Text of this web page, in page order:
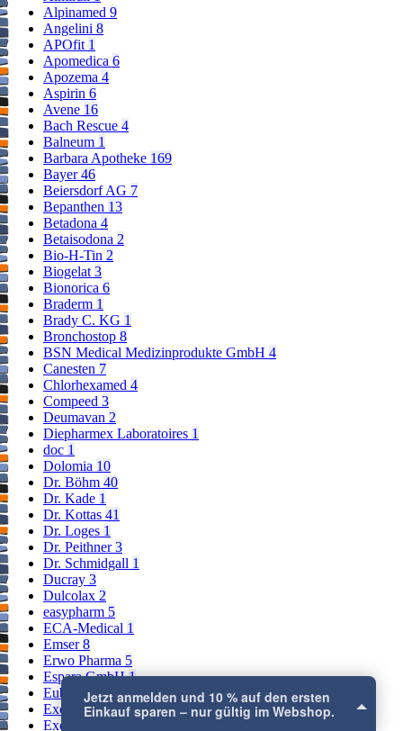
Jetzt anmelden und 10 % auf den ersten
Einkauf sparen – nur gültig im Webshop.
Alpinamed 9
Angelini 8
APOfit 1
Apomedica 6
Apozema 4
Aspirin 6
Avene 16
Bach Rescue 4
Balneum 1
Barbara Apotheke 169
Bayer46
Beiersdorf AG 7
Bepanthen 13
Betadona 4
Betaisodona 2
Bio-H-Tin 2
Biogelat 3
Bionorica 6
Braderm 1
Brady C. KG 1
Bronchostop 8
BSN Medical Medizinprodukte GmbH 4
Canesten 7
Chlorhexamed 4
Compeed 3
Deumavan 2
Diepharmex Laboratoires 1
doc 1
Dolomia 10
Dr. Böhm 40
Dr. Kade 1
Dr. Kottas 41
Dr. Loges 1
Dr. Peithner3
Dr. Schmidgall 1
Ducray 3
Dulcolax 2
easypharm 5
ECA-Medical 1
Emser8
Erwo Pharma 5
Espara GmbH1
Eubos
9
Excilor2
Excipial